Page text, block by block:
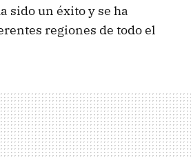
sido un éxito y se ha
regiones de todo el